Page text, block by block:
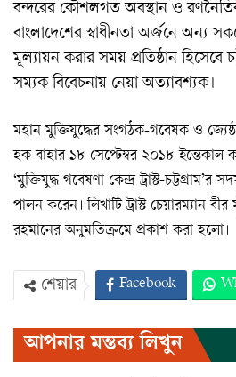
বন্দরের কৌশলগত অবস্থান ও
বাংলাদেশের স্বাধীনতা অর্জনে অন্য
মূল্যায়ন করার সময় প্রতিষ্ঠান হিসেবে
সম্যক বিবেচনায় নেয়া অত্যাবশ্যক।
মহান মুক্তিযুদ্ধের সংগঠক-গবেষক ও
হক বাহার ১৮ সেপ্টেম্বর ২০১৮ ইন্তেকাল
‘মুক্তিযুদ্ধ গবেষণা কেন্দ্র ট্রাস্ট-চট্টগ্রাম’র
পালন করেন। লিখাটি ট্রাস্ট চেয়ারম্যান
রহমানের অনুমতিক্রমে প্রকাশ করা হলো।
শেয়ার Facebook
Viber
আপনার মন্তব্য লিখুন